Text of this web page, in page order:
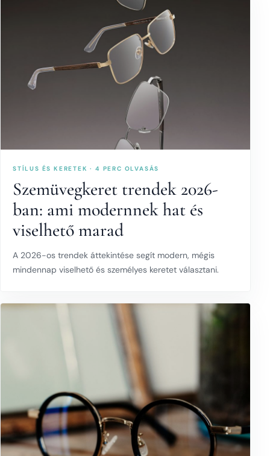
STÍLUS ÉS KERETEK · 4 PERC OLVASÁS
Szemüvegkeret trendek 2026-
ban: ami modernnek hat és
viselhető marad
A 2026-os trendek áttekintése segít modern, mégis
mindennap viselhető és személyes keretet választani.